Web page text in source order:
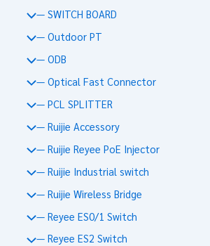
— SWITCH BOARD
— Outdoor PT
— ODB
— Optical Fast Connector
— PCL SPLITTER
— Ruijie Accessory
— Ruijie Reyee PoE Injector
— Ruijie Industrial switch
— Ruijie Wireless Bridge
— Reyee ES0/1 Switch
— Reyee ES2 Switch